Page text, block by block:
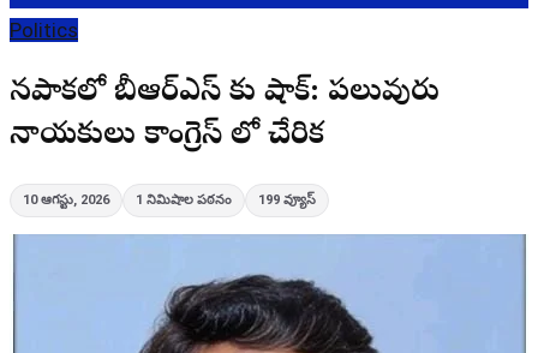
Politics
పినపాకలో బీఆర్‌ఎస్ కు షాక్: పలువురు
నాయకులు కాంగ్రెస్ లో చేరిక
10 ఆగస్టు, 2026 1 నిమిషాల పఠనం 199 వ్యూస్